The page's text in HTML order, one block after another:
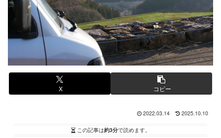
X コピー
2022.03.14 2025.10.10
この記事は約3分で読めます。